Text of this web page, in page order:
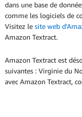
dans une base de
comme les logiciels de
Visitez le site web
Amazon Textract.
Amazon Textract est
suivantes : Virginie du
avec Amazon Textract,